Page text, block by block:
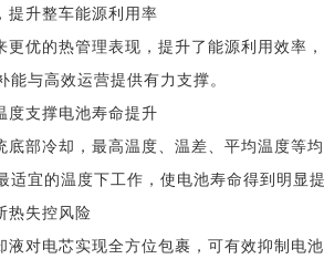
提升整车能源利用率
更优的热管理表现，提升了能源利用效率
与高效运营提供有力支撑。
度支撑电池寿命提升
底部冷却，最高温度、温差、平均温度等
适宜的温度下工作，使电池寿命得到明显
热失控风险
液对电芯实现全方位包裹，可有效抑制电